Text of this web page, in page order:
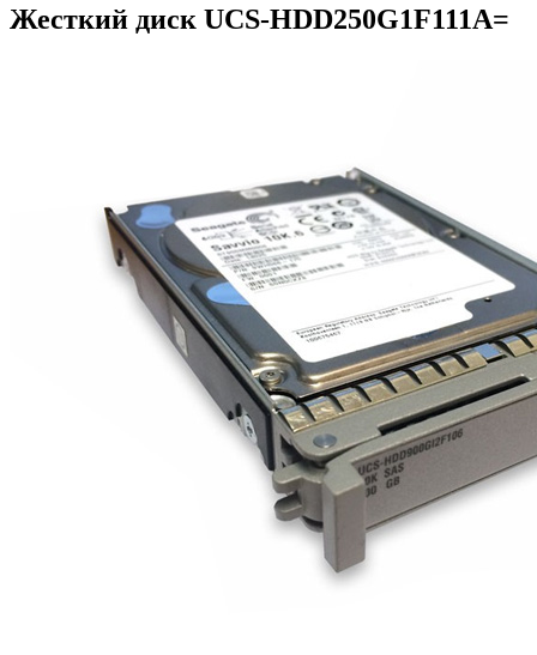
Жесткий диск UCS-HDD250G1F111A=